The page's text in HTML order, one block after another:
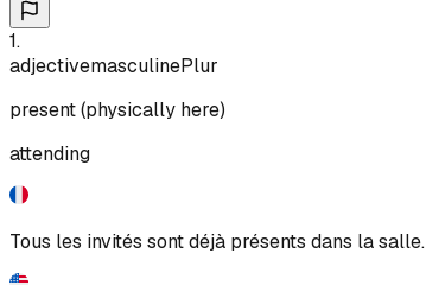
1.
adjectivemasculinePlur
present (physically here)
attending
Tous les invités sont déjà présents dans la salle.